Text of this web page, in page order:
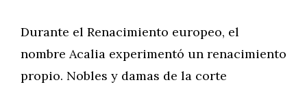
Durante el Renacimiento europeo, el
nombre Acalia experimentó un renacimiento
propio. Nobles y damas de la corte